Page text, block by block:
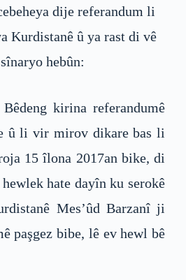
dije referandum li
Kurdistanê û ya rast di vê
hebûn:
Bêdeng kirina referandumê
û li vir mirov dikare bas li
15 îlona 2017an bike, di
hate dayîn ku serokê
Mes’ûd Barzanî ji
paşgez bibe, lê ev hewl bê